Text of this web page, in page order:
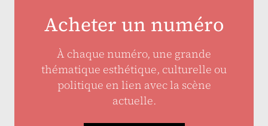
Acheter un numéro
À chaque numéro, une grande
thématique esthétique, culturelle ou
politique en lien avec la scène
actuelle.